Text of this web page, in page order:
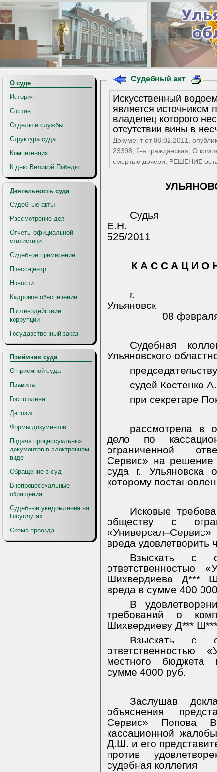
О суде
История
Состав
Отделы и службы
Структура суда
Компетенция
К дню Великой Победы
Деятельность суда
Судебные акты
Рассмотрение дел
Отчеты официальной
статистики
Судебное примирение
Пресс-центр
Новости
Кадровое обеспечение
Противодействие
коррупции
Государственный заказ
Приёмная суда
О приёмной суда
Правила
Госпошлина
Депозит
Формы документов
Подача процессуальных
документов в электронном
виде
Обращение в суд
Внепроцессуальные
обращения
Судебные уведомления на
Госуслугах
Схема проезда
Судебный акт
Искусственный
является источником
владелец которого
отсутствии вины в
Документ от 08.02.2011,
23398, 2-я гражданская, О
смертью дочери, РЕШЕНИЕ
Судья
Е.Н.
525/2011
К А С С А Ц И О
г.
Ульяновск
08
Судебная
Ульяновского
судей Костенко
при секретаре
рассмотрела в
дело по
ограниченной
Сервис» на решение
суда г. Ульяновска
которому
Исковые
обществу с
вреда удовлетворить
Взыскать с
ответственностью
Шихвердиева Д***
вреда в сумме 400
В
требований о
Шихвердиеву Д*** Ш***
Взыскать с
ответственностью
местного бюджета
сумме 4000 руб.
Заслушав
объяснения
Сервис» Попова
кассационной
Д.Ш. и его
против
судебная коллегия